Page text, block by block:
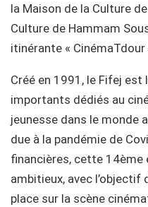
la Maison de la Culture
Culture de Hammam
itinérante « CinémaTdour
Créé en 1991, le Fifej est
importants dédiés au
jeunesse dans le monde
due à la pandémie de
financières, cette
ambitieux, avec
place sur la scène